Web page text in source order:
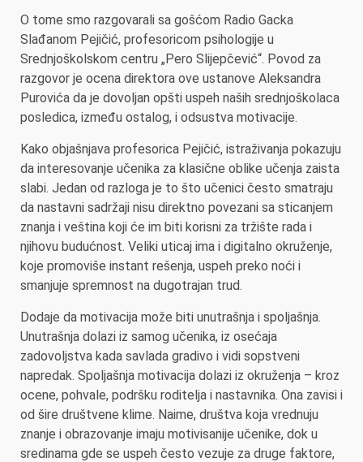
O tome smo razgovarali sa gošćom Radio Gacka
Slađanom Pejičić, profesoricom psihologije u
Srednjoškolskom centru „Pero Slijepčević“. Povod za
razgovor je ocena direktora ove ustanove Aleksandra
Purovića da je dovoljan opšti uspeh naših srednjoškolaca
posledica, između ostalog, i odsustva motivacije.
Kako objašnjava profesorica Pejičić, istraživanja pokazuju
da interesovanje učenika za klasične oblike učenja zaista
slabi. Jedan od razloga je to što učenici često smatraju
da nastavni sadržaji nisu direktno povezani sa sticanjem
znanja i veština koji će im biti korisni za tržište rada i
njihovu budućnost. Veliki uticaj ima i digitalno okruženje,
koje promoviše instant rešenja, uspeh preko noći i
smanjuje spremnost na dugotrajan trud.
Dodaje da motivacija može biti unutrašnja i spoljašnja.
Unutrašnja dolazi iz samog učenika, iz osećaja
zadovoljstva kada savlada gradivo i vidi sopstveni
napredak. Spoljašnja motivacija dolazi iz okruženja – kroz
ocene, pohvale, podršku roditelja i nastavnika. Ona zavisi i
od šire društvene klime. Naime, društva koja vrednuju
znanje i obrazovanje imaju motivisanije učenike, dok u
sredinama gde se uspeh često vezuje za druge faktore,